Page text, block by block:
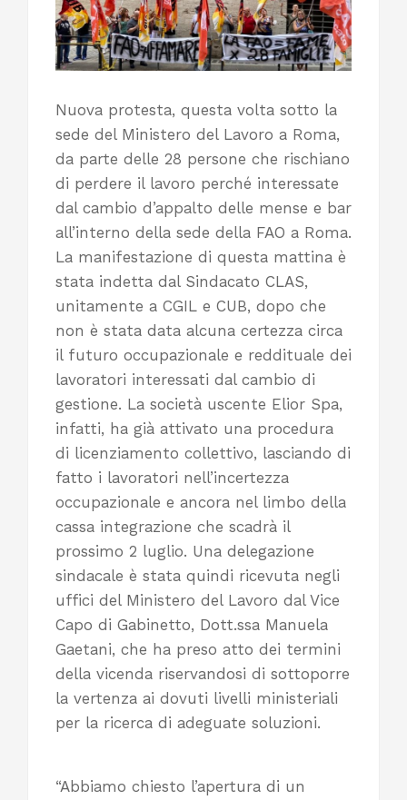
Nuova protesta, questa volta sotto la
sede del Ministero del Lavoro a Roma,
da parte delle 28 persone che rischiano
di perdere il lavoro perché interessate
dal cambio d’appalto delle mense e bar
all’interno della sede della FAO a Roma.
La manifestazione di questa mattina è
stata indetta dal Sindacato CLAS,
unitamente a CGIL e CUB, dopo che
non è stata data alcuna certezza circa
il futuro occupazionale e reddituale dei
lavoratori interessati dal cambio di
gestione. La società uscente Elior Spa,
infatti, ha già attivato una procedura
di licenziamento collettivo, lasciando di
fatto i lavoratori nell’incertezza
occupazionale e ancora nel limbo della
cassa integrazione che scadrà il
prossimo 2 luglio. Una delegazione
sindacale è stata quindi ricevuta negli
uffici del Ministero del Lavoro dal Vice
Capo di Gabinetto, Dott.ssa Manuela
Gaetani, che ha preso atto dei termini
della vicenda riservandosi di sottoporre
la vertenza ai dovuti livelli ministeriali
per la ricerca di adeguate soluzioni.
“Abbiamo chiesto l’apertura di un